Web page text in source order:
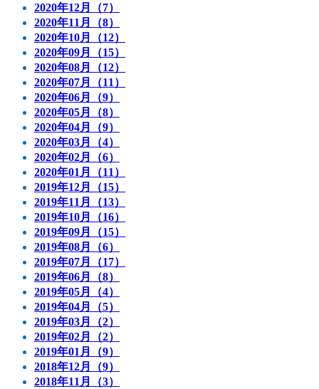
2020年12月（7）
2020年11月（8）
2020年10月（12）
2020年09月（15）
2020年08月（12）
2020年07月（11）
2020年06月（9）
2020年05月（8）
2020年04月（9）
2020年03月（4）
2020年02月（6）
2020年01月（11）
2019年12月（15）
2019年11月（13）
2019年10月（16）
2019年09月（15）
2019年08月（6）
2019年07月（17）
2019年06月（8）
2019年05月（4）
2019年04月（5）
2019年03月（2）
2019年02月（2）
2019年01月（9）
2018年12月（9）
2018年11月（3）